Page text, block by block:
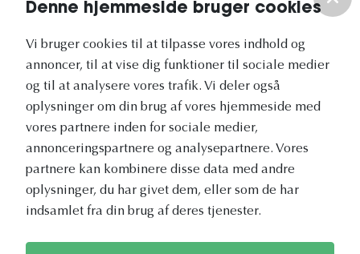
Denne hjemmeside bruger cookies
Vi bruger cookies til at tilpasse vores indhold og
annoncer, til at vise dig funktioner til sociale medier
og til at analysere vores trafik. Vi deler også
oplysninger om din brug af vores hjemmeside med
vores partnere inden for sociale medier,
annonceringspartnere og analysepartnere. Vores
partnere kan kombinere disse data med andre
oplysninger, du har givet dem, eller som de har
indsamlet fra din brug af deres tjenester.
Vores nyhedsbrev
Vetapotek.dk er en del af
Evidensia
Dyresundhedspleje